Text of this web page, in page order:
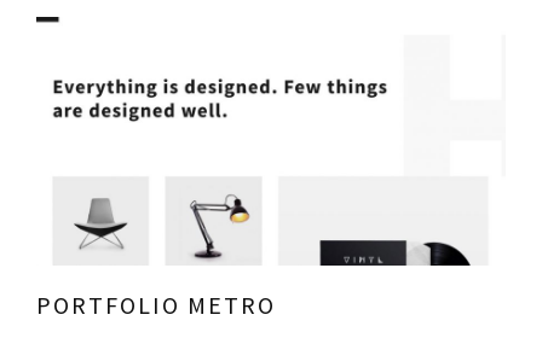
PORTFOLIO METRO